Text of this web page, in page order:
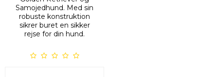
Samojedhund. Med sin
robuste konstruktion
sikrer buret en sikker
rejse for din hund.